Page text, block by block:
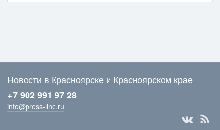
Новости в Красноярске и Красноярском крае
+7 902 991 97 28
info@press-line.ru